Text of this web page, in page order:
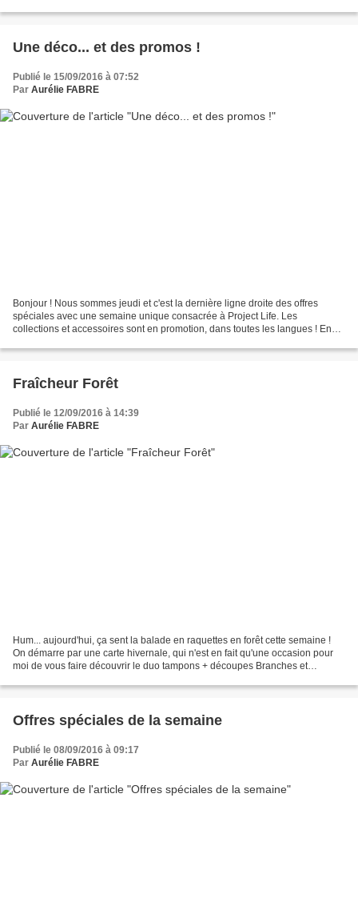
Une déco... et des promos !
Publié le 15/09/2016 à 07:52
Par Aurélie FABRE
Bonjour ! Nous sommes jeudi et c'est la dernière ligne droite des offres
spéciales avec une semaine unique consacrée à Project Life. Les
collections et accessoires sont en promotion, dans toutes les langues ! En
Fraîcheur Forêt
Publié le 12/09/2016 à 14:39
Par Aurélie FABRE
Hum... aujourd'hui, ça sent la balade en raquettes en forêt cette semaine !
On démarre par une carte hivernale, qui n'est en fait qu'une occasion pour
moi de vous faire découvrir le duo tampons + découpes Branches et
Offres spéciales de la semaine
Publié le 08/09/2016 à 09:17
Par Aurélie FABRE